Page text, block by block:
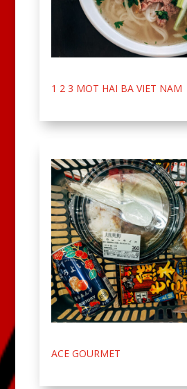
1 2 3 MOT HAI BA VIET NAM
ACE GOURMET